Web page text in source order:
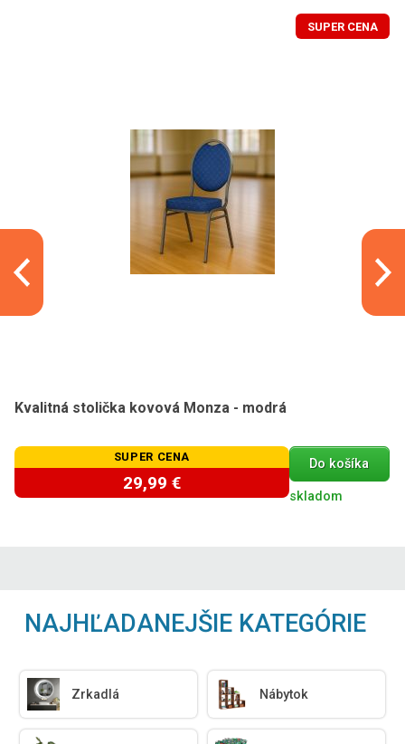
SUPER CENA
Kvalitná stolička kovová Monza - modrá
SUPER CENA
29,99 €
Do košíka
skladom
NAJHĽADANEJŠIE KATEGÓRIE
Zrkadlá Nábytok